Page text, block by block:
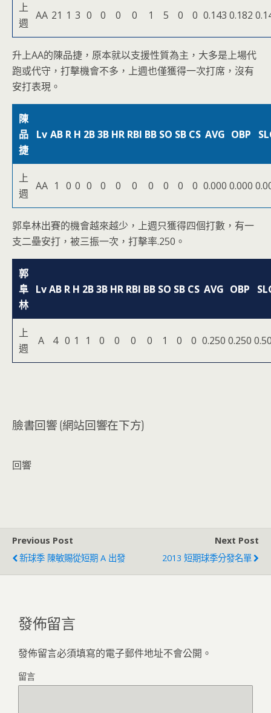
上
週
AA 21 1 3 0 0 0 0 1 5 0 0 0.143 0.182
升上AA的陳品捷，原本就以支援性質為主，大多是上場代
跑或代守，打擊機會不多，上週也僅獲得一次打席，沒有
安打表現。
陳
品
捷
Lv AB R H 2B3B HR RBI BB SO SB CS AVG OBP
上
週
AA 1 0 0 0 0 0 0 0 0 0 0 0.000 0.000
郭阜林出賽的機會越來越少，上週只獲得四個打數，有一
支二壘安打，被三振一次，打擊率.250。
郭
阜
林
LvAB R H 2B3B HR RBI BB SO SB CS AVG OBP
上
週
A 4 0 1 1 0 0 0 0 1 0 0 0.250 0.250
臉書回響 (網站回響在下方)
回響
Previous Post
新球季 陳敏賜從短期 A 出發
Next Post
2013 短期球季分發名單
發佈留言
發佈留言必須填寫的電子郵件地址不會公開。
留言